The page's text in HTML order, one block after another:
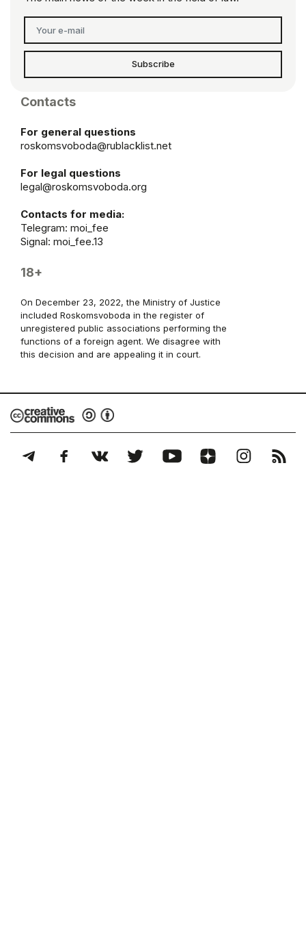
Subscribe
Contacts
For general questions
roskomsvoboda@rublacklist.net
For legal questions
legal@roskomsvoboda.org
Contacts for media:
Telegram: moi_fee
Signal: moi_fee.13
18+
On December 23, 2022, the Ministry of Justice
included Roskomsvoboda in the register of
unregistered public associations performing the
functions of a foreign agent. We disagree with
this decision and are appealing it in court.